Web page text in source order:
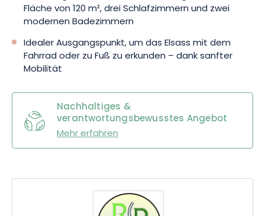
Ferienunterkunft „Entre Ried et Rhin“ der ideale Ort, um neue
Energie zu tanken und das Elsass einmal anders zu entdecken.
Buchen Sie Ihren Aufenthalt und lassen Sie sich von der
Fläche von 120 m², drei Schlafzimmern und zwei
modernen Badezimmern
Idealer Ausgangspunkt, um das Elsass mit dem
Fahrrad oder zu Fuß zu erkunden – dank sanfter
Mobilität
Nachhaltiges &
verantwortungsbewusstes Angebot
Mehr erfahren